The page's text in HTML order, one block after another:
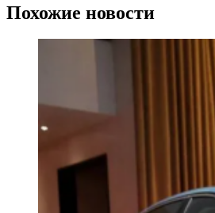
Похожие новости